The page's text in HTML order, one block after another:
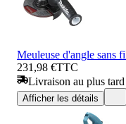
Meuleuse d'angle
231,98 €TTC
Livraison au plus
Afficher les détails